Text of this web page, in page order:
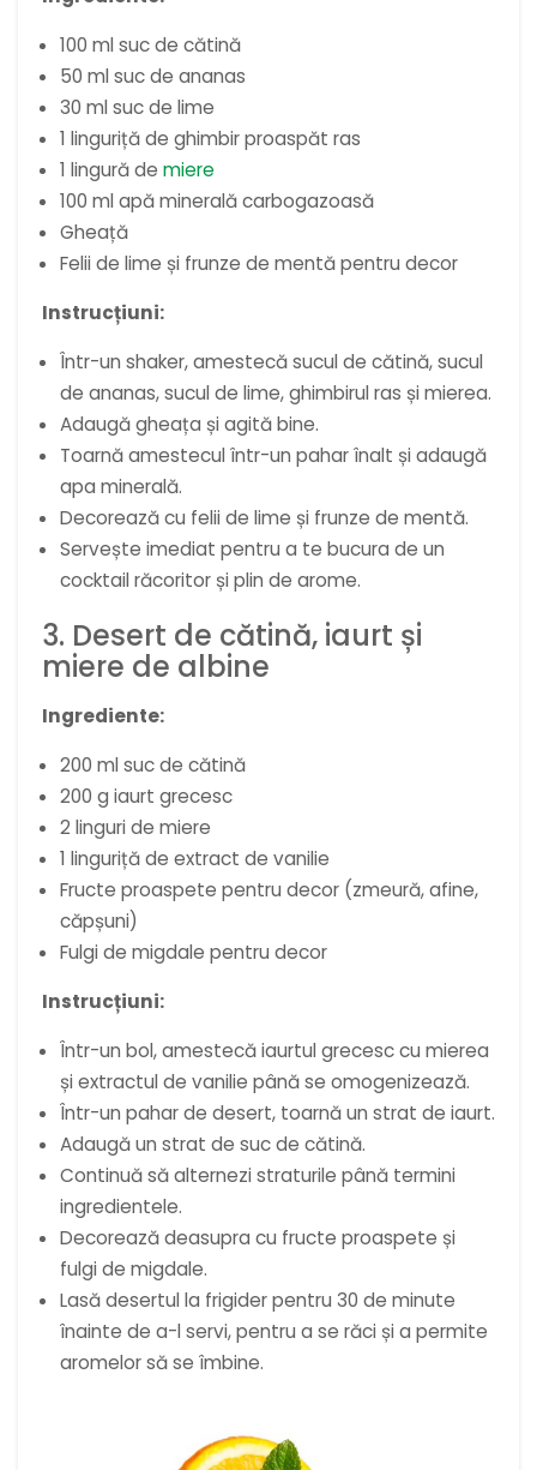
100 ml suc de cătină
50 ml suc de ananas
30 ml suc de lime
1 linguriță de ghimbir proaspăt ras
1 lingură de miere
100 ml apă minerală carbogazoasă
Gheață
Felii de lime și frunze de mentă pentru decor
Instrucțiuni:
Într-un shaker, amestecă sucul de cătină, sucul
de ananas, sucul de lime, ghimbirul ras și mierea.
Adaugă gheața și agită bine.
Toarnă amestecul într-un pahar înalt și adaugă
apa minerală.
Decorează cu felii de lime și frunze de mentă.
Servește imediat pentru a te bucura de un
cocktail răcoritor și plin de arome.
3. Desert de cătină, iaurt și
miere de albine
Ingrediente:
200 ml suc de cătină
200 g iaurt grecesc
2 linguri de miere
1 linguriță de extract de vanilie
Fructe proaspete pentru decor (zmeură, afine,
căpșuni)
Fulgi de migdale pentru decor
Instrucțiuni:
Într-un bol, amestecă iaurtul grecesc cu mierea
și extractul de vanilie până se omogenizează.
Într-un pahar de desert, toarnă un strat de iaurt.
Adaugă un strat de suc de cătină.
Continuă să alternezi straturile până termini
ingredientele.
Decorează deasupra cu fructe proaspete și
fulgi de migdale.
Lasă desertul la frigider pentru 30 de minute
înainte de a-l servi, pentru a se răci și a permite
aromelor să se îmbine.